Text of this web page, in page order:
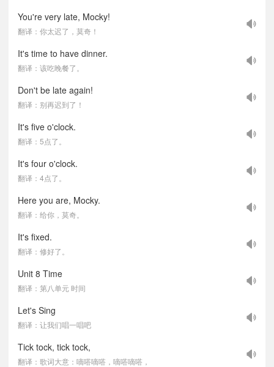
You're very late, Mocky!
翻译：你太迟了，莫奇！
It's time to have dinner.
翻译：该吃晚餐了。
Don't be late again!
翻译：别再迟到了！
It's five o'clock.
翻译：5点了。
It's four o'clock.
翻译：4点了。
Here you are, Mocky.
翻译：给你，莫奇。
It's fixed.
翻译：修好了。
Unit 8 Time
翻译：第八单元 时间
Let's Sing
翻译：让我们唱一唱吧
Tick tock, tick tock,
翻译：歌词大意：嘀嗒嘀嗒，嘀嗒嘀嗒，